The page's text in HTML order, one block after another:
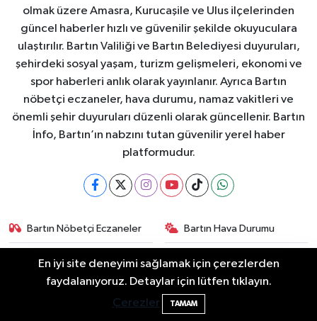
olmak üzere Amasra, Kurucaşile ve Ulus ilçelerinden
güncel haberler hızlı ve güvenilir şekilde okuyuculara
ulaştırılır. Bartın Valiliği ve Bartın Belediyesi duyuruları,
şehirdeki sosyal yaşam, turizm gelişmeleri, ekonomi ve
spor haberleri anlık olarak yayınlanır. Ayrıca Bartın
nöbetçi eczaneler, hava durumu, namaz vakitleri ve
önemli şehir duyuruları düzenli olarak güncellenir. Bartın
İnfo, Bartın’ın nabzını tutan güvenilir yerel haber
platformudur.
Bartın Nöbetçi Eczaneler Bartın Hava Durumu
Bartin Namaz Vakitleri
Bartın Trafik Yoğunluk
Haritası
Tüm Manşetler
En iyi site deneyimi sağlamak için çerezlerden
faydalanıyoruz. Detaylar için lütfen tıklayın.
Çerezler
TAMAM
Valiliğin yasağına rağmen denize giren
hakem boğuldu